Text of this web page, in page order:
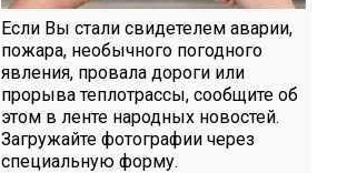
Если Вы стали свидетелем аварии,
пожара, необычного погодного
явления, провала дороги или
прорыва теплотрассы, сообщите об
этом в ленте народных новостей.
Загружайте фотографии через
специальную форму.